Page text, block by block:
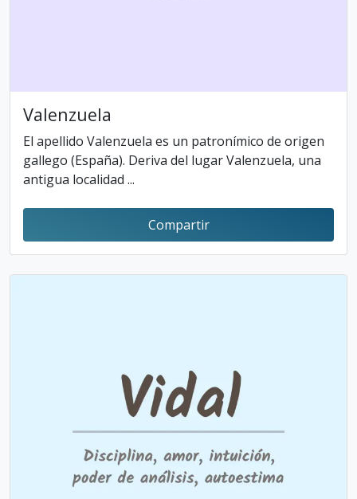
Valenzuela
El apellido Valenzuela es un patronímico de origen
gallego (España). Deriva del lugar Valenzuela, una
antigua localidad ...
Compartir